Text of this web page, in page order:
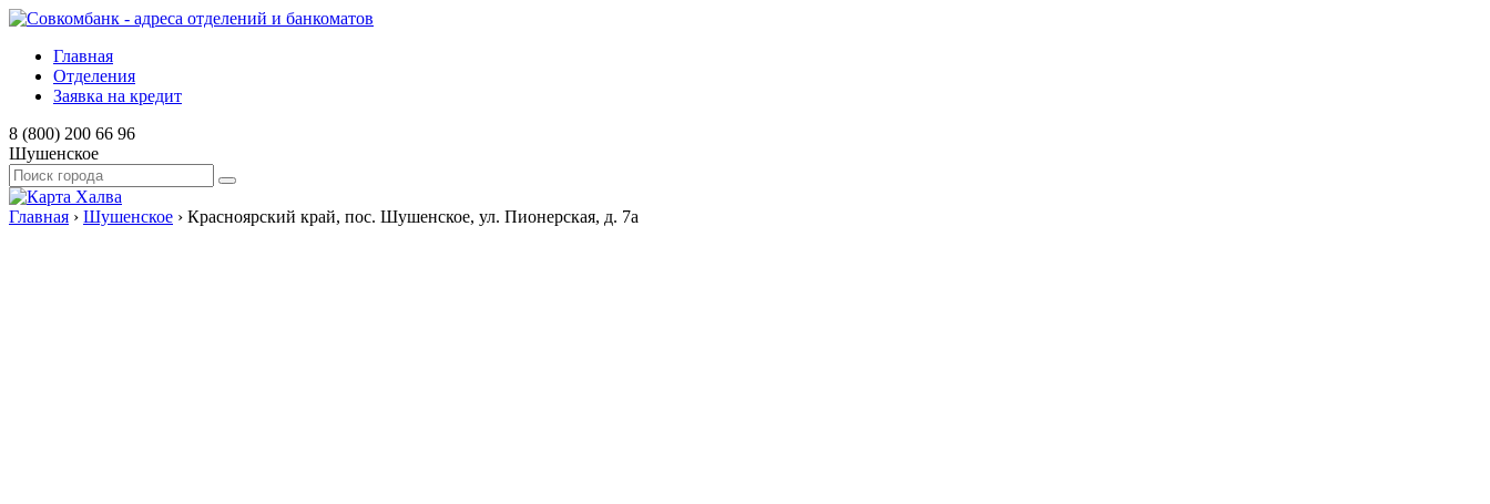
Главная
Отделения
Заявка на кредит
8 (800) 200 66 96
Шушенское
Главная › Шушенское › Красноярский край, пос. Шушенское, ул. Пионерская, д. 7а